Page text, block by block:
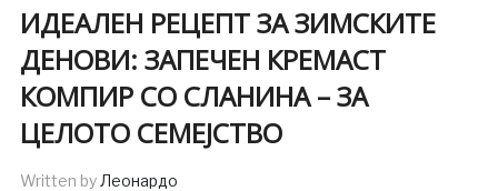
ИДЕАЛЕН РЕЦЕПТ ЗА ЗИМСКИТЕ
ДЕНОВИ: ЗАПЕЧЕН КРЕМАСТ
КОМПИР СО СЛАНИНА – ЗА
ЦЕЛОТО СЕМЕЈСТВО
Written byЛеонардо